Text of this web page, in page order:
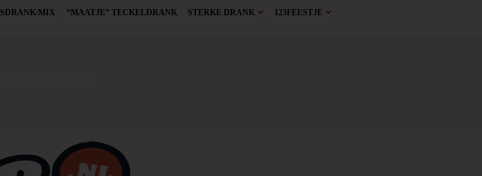
MIX “MAATJE” TECKELDRANK STERKE DRANK 123FEESTJE